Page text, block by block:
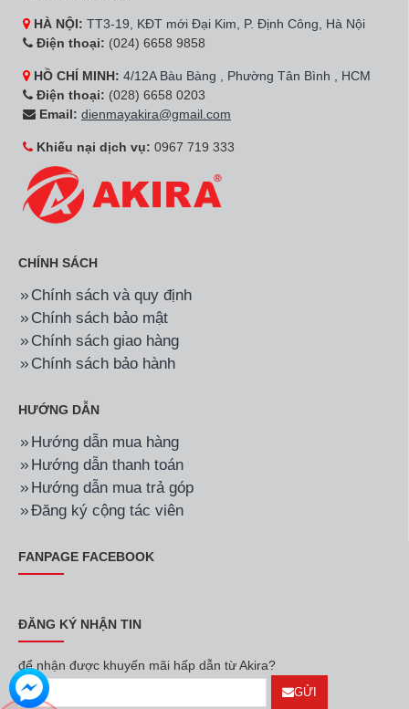
HÀ NỘI: TT3-19, KĐT mới Đại Kim, P. Định Công, Hà Nội
Điện thoại: (024) 6658 9858
HỒ CHÍ MINH: 4/12A Bàu Bàng , Phường Tân Bình , HCM
Điện thoại: (028) 6658 0203
Email: dienmayakira@gmail.com
Khiếu nại dịch vụ: 0967 719 333
CHÍNH SÁCH
Chính sách và quy định
Chính sách bảo mật
Chính sách giao hàng
Chính sách bảo hành
HƯỚNG DẪN
Hướng dẫn mua hàng
Hướng dẫn thanh toán
Hướng dẫn mua trả góp
Đăng ký cộng tác viên
FANPAGE FACEBOOK
ĐĂNG KÝ NHẬN TIN
để nhận được khuyến mãi hấp dẫn từ Akira?
GỬI